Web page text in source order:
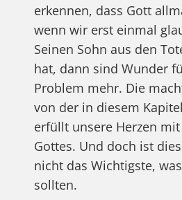
erkennen, dass Gott
wenn wir erst einmal
Seinen Sohn aus den
hat, dann sind Wunder
Problem mehr. Die
von der in diesem
erfüllt unsere Herzen
Gottes. Und doch ist
nicht das Wichtigste,
sollten.